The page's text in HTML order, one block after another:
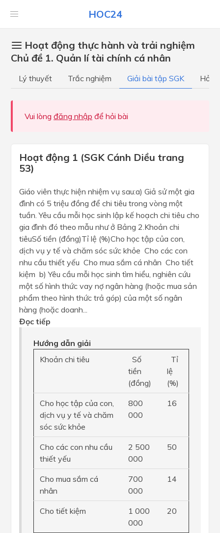
HOC24
Hoạt động thực hành và trải nghiệm
Chủ đề 1. Quản lí tài chính cá nhân
Lý thuyết Trắc nghiệm Giải bài tập SGK Hỏi
Vui lòng đăng nhập để hỏi bài
Hoạt động 1 (SGK Cánh Diều trang
53)
Giáo viên thực hiện nhiệm vụ sau:a) Giả sử một gia
đình có 5 triệu đồng để chi tiêu trong vòng một
tuần. Yêu cầu mỗi học sinh lập kế hoạch chi tiêu cho
gia đình đó theo mẫu như ở Bảng 2.Khoản chi
tiêuSố tiền (đồng)Tỉ lệ (%)Cho học tập của con,
dịch vụ y tế và chăm sóc sức khỏe Cho các con
nhu cầu thiết yếu Cho mua sắm cá nhân Cho tiết
kiệm b) Yêu cầu mỗi học sinh tìm hiểu, nghiên cứu
một số hình thức vay nợ ngân hàng (hoặc mua sản
phẩm theo hình thức trả góp) của một số ngân
hàng (hoặc doanh...
Đọc tiếp
Hướng dẫn giải
Khoản chi tiêu
Số
tiền
(đồng)
Tỉ
lệ
(%)
Cho học tập của con,
dịch vụ y tế và chăm
sóc sức khỏe
800
000
16
Cho các con nhu cầu
thiết yếu
2 500
000
50
Cho mua sắm cá
nhân
700
000
14
Cho tiết kiệm
1 000
000
20